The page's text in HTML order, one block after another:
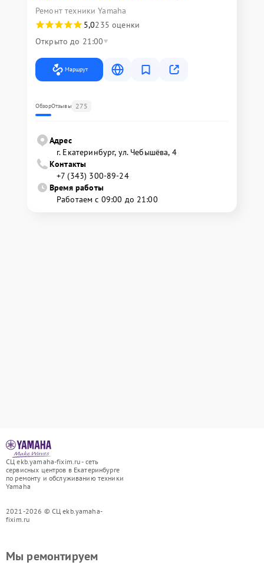
Ремонт техники Yamaha
5,0235 оценки
Открыто до 21:00
Маршрут
ОбзорОтзывы 275
Адрес
г. Екатеринбург, ул. Чебышёва, 4
Контакты
+7 (343) 300-89-24
Время работы
Работаем с 09:00 до 21:00
СЦ ekb.yamaha-fixim.ru - сеть
сервисных центров в Екатеринбурге
по ремонту и обслуживанию техники
Yamaha
2021-2026 © СЦ ekb.yamaha-
fixim.ru
Мы ремонтируем